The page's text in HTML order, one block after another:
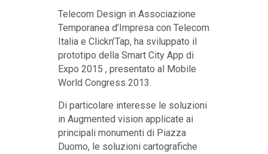
Telecom Design in Associazione
Temporanea d’Impresa con Telecom
Italia e Clickn’Tap, ha sviluppato il
prototipo della Smart City App di
Expo 2015 , presentato al Mobile
World Congress 2013.
Di particolare interesse le soluzioni
in Augmented vision applicate ai
principali monumenti di Piazza
Duomo, le soluzioni cartografiche